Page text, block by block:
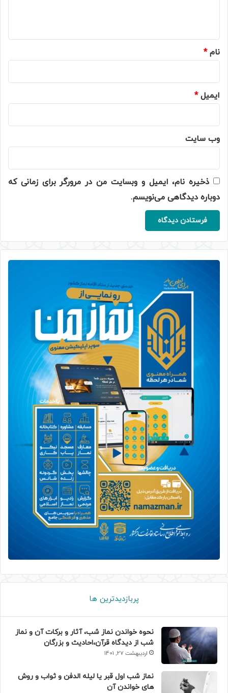
نام*
ایمیل*
وب‌ سایت
ذخیره نام، ایمیل و وبسایت من در مرورگر برای زمانی که
دوباره دیدگاهی می‌نویسم.
پربازدیدترین ها
نحوه خواندن نماز شب، آثار و برکات آن و نماز
شب از دیدگاه قرآن،احادیث و بزرگان
اردیبهشت 27, 1401
نماز شب اول قبر یا لیله الدفن و ثواب و روش
های خواندن آن